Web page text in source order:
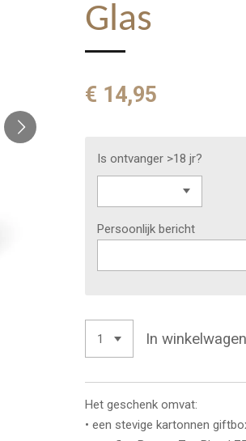
Glas
€ 14,95
Is ontvanger >18 jr?
Persoonlijk bericht
In
Het geschenk omvat:
• een stevige kartonnen